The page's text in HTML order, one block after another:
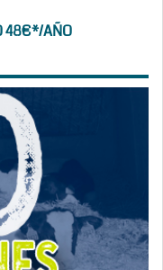
48€*/AÑO